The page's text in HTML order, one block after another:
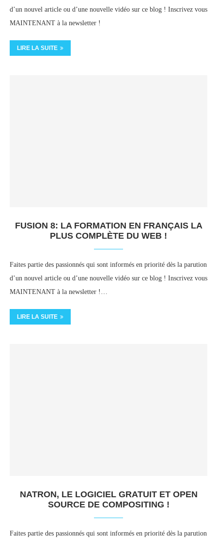
d’un nouvel article ou d’une nouvelle vidéo sur ce blog ! Inscrivez vous
MAINTENANT à la newsletter !
LIRE LA SUITE
FUSION 8: LA FORMATION EN FRANÇAIS LA
PLUS COMPLÈTE DU WEB !
Faites partie des passionnés qui sont informés en priorité dès la parution
d’un nouvel article ou d’une nouvelle vidéo sur ce blog ! Inscrivez vous
MAINTENANT à la newsletter !…
LIRE LA SUITE
NATRON, LE LOGICIEL GRATUIT ET OPEN
SOURCE DE COMPOSITING !
Faites partie des passionnés qui sont informés en priorité dès la parution